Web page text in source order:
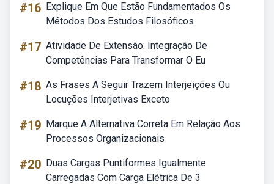
#16 Explique Em Que Estão Fundamentados Os
Métodos Dos Estudos Filosóficos
#17 Atividade De Extensão: Integração De
Competências Para Transformar O Eu
#18 As Frases A Seguir Trazem Interjeições Ou
Locuções Interjetivas Exceto
#19 Marque A Alternativa Correta Em Relação Aos
Processos Organizacionais
#20 Duas Cargas Puntiformes Igualmente
Carregadas Com Carga Elétrica De 3